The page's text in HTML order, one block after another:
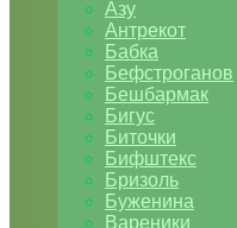
Азу
Антрекот
Бабка
Бефстроганов
Бешбармак
Бигус
Биточки
Бифштекс
Бризоль
Буженина
Вареники